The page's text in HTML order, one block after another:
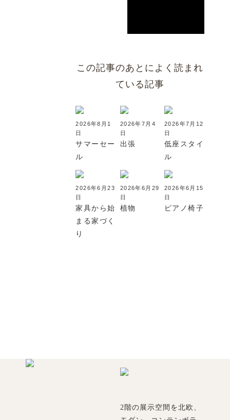
この記事のあとによく読まれ
ている記事
2026年8月1
日
サマーセー
ル
2026年7月4
日
出張
2026年7月12
日
低座スタイ
ル
2026年6月23
日
家具から始
まる家づく
り
2026年6月29
日
植物
2026年6月15
日
ピアノ椅子
2階の展示空間を北欧、